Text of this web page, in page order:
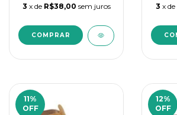
3 x de R$38,00 sem juros 3 x de
11%
OFF
12%
OFF